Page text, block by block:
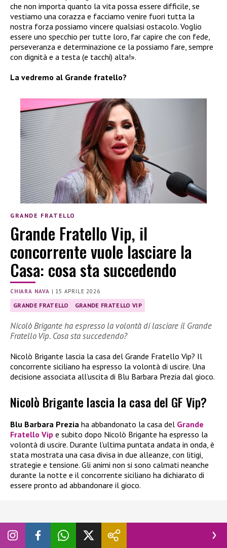
che non importa quanto la vita possa essere difficile, se
vestiamo una corazza e facciamo venire fuori tutta la
nostra forza possiamo vincere qualsiasi ostacolo. Voglio
essere uno specchio per tutte loro, far capire che con fede,
perseveranza e determinazione ce la possiamo fare, sempre
con dignità e a testa (e tacchi) alta!».
La vedremo al Grande fratello?
GRANDE FRATELLO
Grande Fratello Vip, il
concorrente vuole lasciare la
Casa: cosa sta succedendo
CHIARA NAVA | 15 APRILE 2026
GRANDE FRATELLO GRANDE FRATELLO VIP
Nicolò Brigante ha espresso la volontà di lasciare il Grande
Fratello Vip. Cosa sta succedendo?
Nicolò Brigante lascia la casa del Grande Fratello Vip? Il
concorrente siciliano ha espresso la volontà di uscire. Una
decisione associata all’uscita di Blu Barbara Prezia dal gioco.
Nicolò Brigante lascia la casa del GF Vip?
Blu Barbara Prezia ha abbandonato la casa del Grande
Fratello Vip e subito dopo Nicolò Brigante ha espresso la
volontà di uscire. Durante l’ultima puntata andata in onda, è
stata mostrata una casa divisa in due alleanze, con litigi,
strategie e tensione. Gli animi non si sono calmati neanche
durante la notte e il concorrente siciliano ha dichiarato di
essere pronto ad abbandonare il gioco.